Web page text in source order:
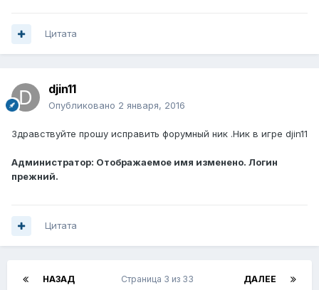
Цитата
djin11
Опубликовано 2 января, 2016
Здравствуйте прошу исправить форумный ник .Ник в игре djin11
Администратор: Отображаемое имя изменено. Логин
прежний.
Цитата
НАЗАД ДАЛЕЕ
Страница 3 из 33